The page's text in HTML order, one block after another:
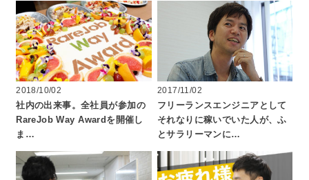
2018/10/02
社内の出来事。全社員が参加の
RareJob Way Awardを開催し
ま…
2017/11/02
フリーランスエンジニアとして
それなりに稼いでいた人が、ふ
とサラリーマンに…